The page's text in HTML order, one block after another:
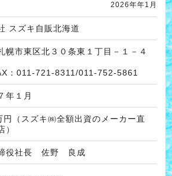
2026年年1月
スズキ自販北海道
幌市東区北３０条東１丁目－１－４
：011-721-8311/011-752-5861
年１月
（スズキ㈱全額出資のメーカー直
）
役社長 佐野 良成